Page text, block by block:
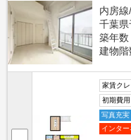
内房
千葉
築年数
建物階
家賃ク
初期費
写真充実
インタ